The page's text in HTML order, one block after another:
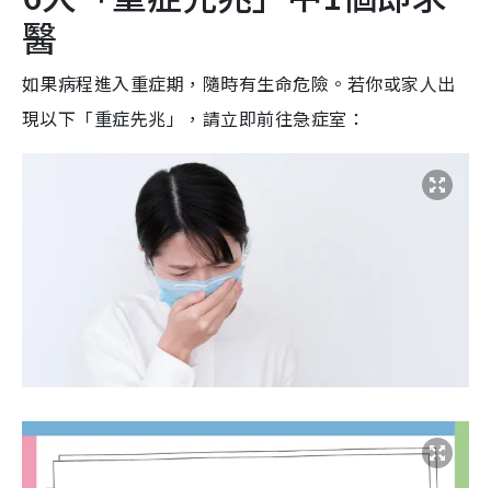
醫
如果病程進入重症期，隨時有生命危險。若你或家人出
現以下「重症先兆」，請立即前往急症室：